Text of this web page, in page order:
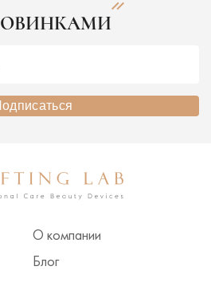
О компании
Блог